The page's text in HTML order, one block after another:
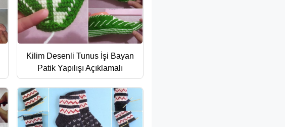
Kilim Desenli Tunus İşi Bayan
Patik Yapılışı Açıklamalı